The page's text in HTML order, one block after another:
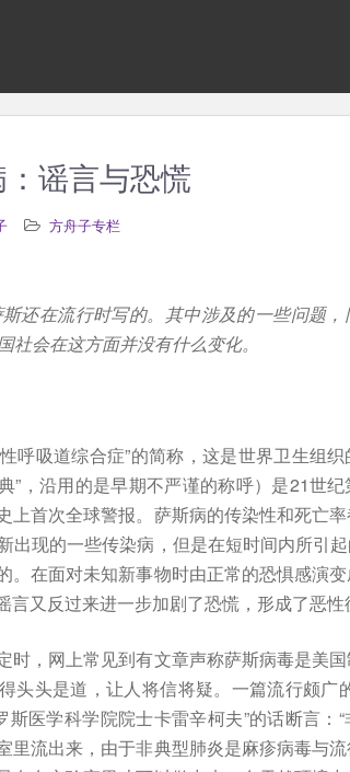
谣言与恐慌
方舟子专栏
还在流行时写的。其中涉及的一些问题
社会在这方面并没有什么变化。
呼吸道综合症”的简称，这是世界卫生组
”，沿用的是早期不严谨的称呼）是21世
上首次全球警报。萨斯病的传染性和死亡
出现的一些传染病，但是在短时间内所引
。在面对未知新事物时由正常的恐惧感演
又反过来进一步加剧了恐慌，形成了恶性
时，网上常见到有文章声称萨斯病毒是美
头头是道，让人将信将疑。一篇流行颇广
斯医学科学院院士卡雷辛柯夫”的话断言：
里流出来，由于非典型肺炎是麻疹病毒与